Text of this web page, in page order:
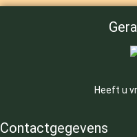
Heeft u
Contactgegevens